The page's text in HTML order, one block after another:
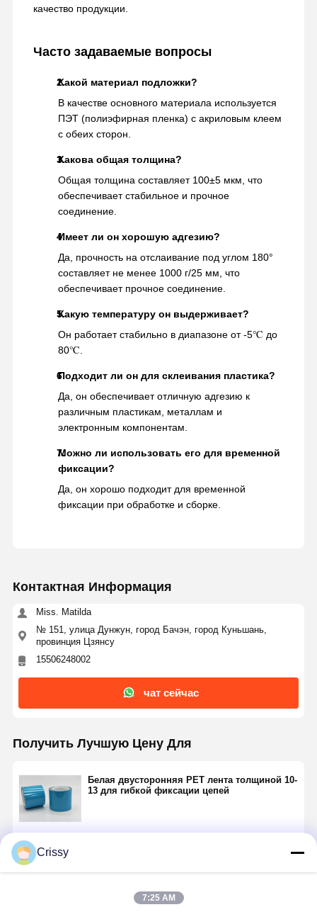
качество продукции.
Часто задаваемые вопросы
Какой материал подложки?
В качестве основного материала используется
ПЭТ (полиэфирная пленка) с акриловым клеем
с обеих сторон.
Какова общая толщина?
Общая толщина составляет 100±5 мкм, что
обеспечивает стабильное и прочное
соединение.
Имеет ли он хорошую адгезию?
Да, прочность на отслаивание под углом 180°
составляет не менее 1000 г/25 мм, что
обеспечивает прочное соединение.
Какую температуру он выдерживает?
Он работает стабильно в диапазоне от -5℃ до
80℃.
Подходит ли он для склеивания пластика?
Да, он обеспечивает отличную адгезию к
различным пластикам, металлам и
электронным компонентам.
Можно ли использовать его для временной
фиксации?
Да, он хорошо подходит для временной
фиксации при обработке и сборке.
Контактная Информация
Miss. Matilda
№ 151, улица Дунжун, город Бачэн, город Куньшань,
провинция Цзянсу
15506248002
чат сейчас
Получить Лучшую Цену Для
Белая двусторонняя PET лента толщиной 10-
13 для гибкой фиксации цепей
Порекомендованные Продукты
Crissy
7:25 AM